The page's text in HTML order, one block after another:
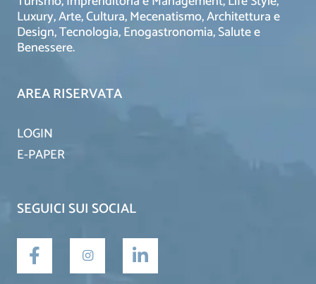
Luxury, Arte, Cultura, Mecenatismo, Architettura e
Design, Tecnologia, Enogastronomia, Salute e
Benessere.
AREA RISERVATA
LOGIN
E-PAPER
SEGUICI SUI SOCIAL